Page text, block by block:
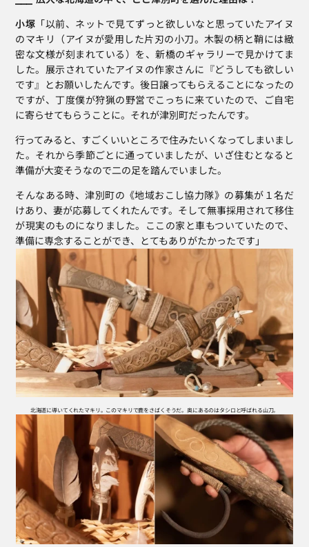
小塚 「以前、ネットで見てずっと欲しいなと思っていたアイヌ
のマキリ（アイヌが愛用した片刃の小刀。木製の柄と鞘には緻
密な文様が刻まれている）を、新橋のギャラリーで見かけてま
した。展示されていたアイヌの作家さんに『どうしても欲しい
です』とお願いしたんです。後日譲ってもらえることになったの
ですが、丁度僕が狩猟の野営でこっちに来ていたので、ご自宅
に寄らせてもらうことに。それが津別町だったんです。
行ってみると、すごくいいところで住みたいくなってしまいまし
た。それから季節ごとに通っていましたが、いざ住むとなると
準備が大変そうなので二の足を踏んでいました。
そんなある時、津別町の《地域おこし協力隊》の募集が１名だ
けあり、妻が応募してくれたんです。そして無事採用されて移住
が現実のものになりました。ここの家と車もついていたので、
準備に専念することができ、とてもありがたかったです」
北海道に導いてくれたマキリ。このマキリで鹿をさばくそうだ。奥にあるのはタシロと呼ばれる山刀。